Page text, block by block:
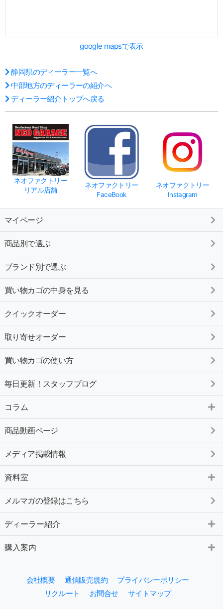
google mapsで表示
静岡県のディーラー一覧へ
中部地方のディーラーの紹介へ
ディーラー紹介トップへ戻る
ネオファクトリー
リアル店舗
ネオファクトリー
FaceBook
ネオファクトリー
Instagram
マイページ
商品別で選ぶ
ブランド別で選ぶ
買い物カゴの中身を見る
クイックオーダー
取り寄せオーダー
買い物カゴの使い方
毎日更新！スタッフブログ
コラム
商品動画ページ
メディア掲載情報
資料室
メルマガの登録はこちら
ディーラー紹介
購入案内
会社概要 通信販売規約
プライバシーポリシー
リクルート
お問合せ サイトマップ